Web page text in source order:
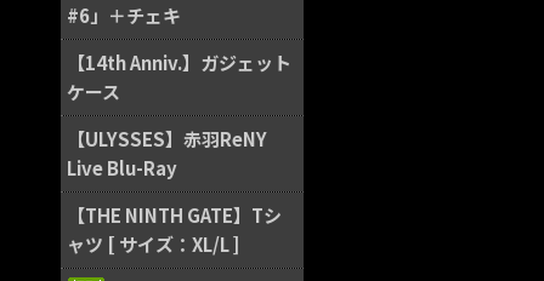
#6」＋チェキ
【14th Anniv.】ガジェット
ケース
【ULYSSES】赤羽ReNY
Live Blu-Ray
【THE NINTH GATE】Tシ
ャツ [ サイズ：XL/L ]